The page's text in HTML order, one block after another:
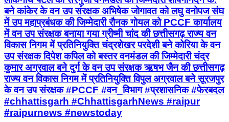
बने कांकेर के वन उप संरक्षक अभिषेक जोगावत को लघु वनोपज संघ
में उप महाप्रबंधक की जिम्मेदारी रौनक गोयल को PCCF कार्यालय
में वन उप संरक्षक बनाया गया ग्रीष्मी चांद की छत्तीसगढ़ राज्य वन
विकास निगम में प्रतिनियुक्ति चंद्रशेखर परदेशी बने कोरिया के वन
उप संरक्षक दिपेश कपिल को बस्तर वनमंडल की जिम्मेदारी चंद्र
कुमार अग्रवाल बने दुर्ग के वन उप संरक्षक ऋषभ जैन की छत्तीसगढ़
राज्य वन विकास निगम में प्रतिनियुक्ति विपुल अग्रवाल बने सूरजपुर
के वन उप संरक्षक #PCCF #वन_विभाग #प्रशासनिक #फेरबदल
#chhattisgarh #ChhattisgarhNews #raipur
#raipurnews #newstoday